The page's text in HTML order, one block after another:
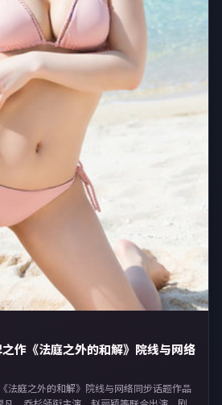
作《法庭之外的和解》院线与网络
法庭之外的和解》院线与网络同步话题作品